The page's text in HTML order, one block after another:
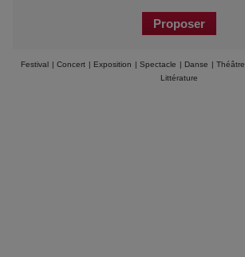
Festival | Concert | Exposition | Spectacle | Danse | Théâtre
Littérature